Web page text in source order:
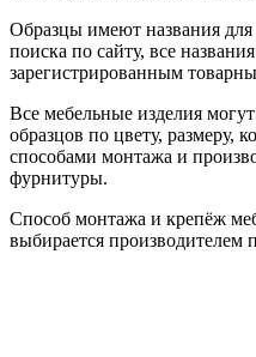
Образцы имеют названия для
поиска по сайту, все
зарегистрированным
Все мебельные изделия
образцов по цвету, размеру,
способами монтажа и
фурнитуры.
Способ монтажа и крепёж
выбирается производителем